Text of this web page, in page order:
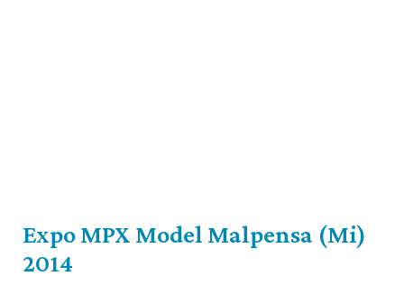
Expo MPX Model Malpensa (Mi)
2014